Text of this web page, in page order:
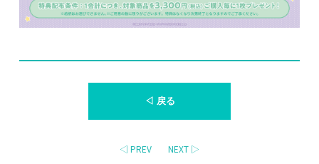
◁ 戻る
◁ PREV NEXT ▷